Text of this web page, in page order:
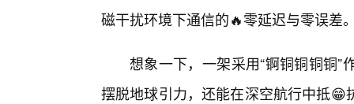
磁干扰环境下通信的🔥零延迟与零误差
想象一下，一架采用“锕铜铜铜铜
摆脱地球引力，还能在深空航行中抵